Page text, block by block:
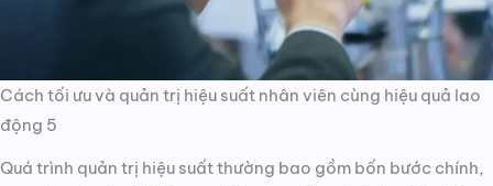
Cách tối ưu và quản trị hiệu suất nhân viên cùng hiệu quả lao
động 5
Quá trình quản trị hiệu suất thường bao gồm bốn bước chính,